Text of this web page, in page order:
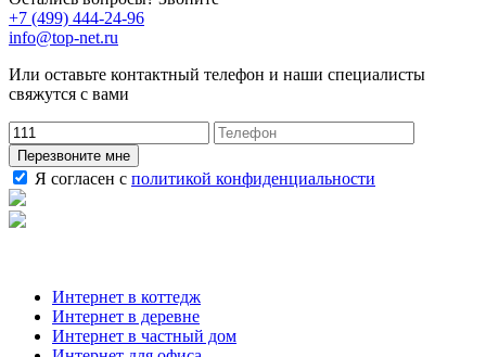
+7 (499) 444-24-96
info@top-net.ru
Или оставьте контактный телефон и наши специалисты
свяжутся с вами
Перезвоните мне
Я согласен с политикой конфиденциальности
Интернет в коттедж
Интернет в деревне
Интернет в частный дом